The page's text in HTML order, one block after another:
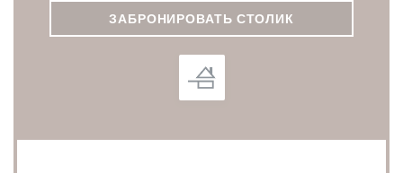
ЗАБРОНИРОВАТЬ СТОЛИК